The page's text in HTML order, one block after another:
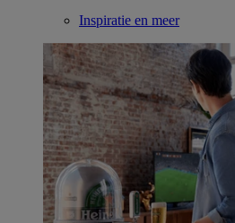
Inspiratie en meer